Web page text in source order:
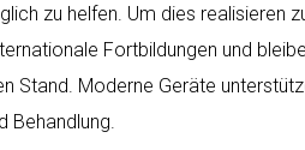
zu helfen. Um dies realisieren
Fortbildungen und
Stand. Moderne Geräte
Behandlung.